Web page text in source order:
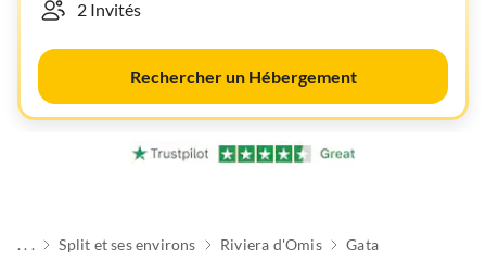
Rechercher un Hébergement
. . . Split et ses environs Riviera d'Omis Gata